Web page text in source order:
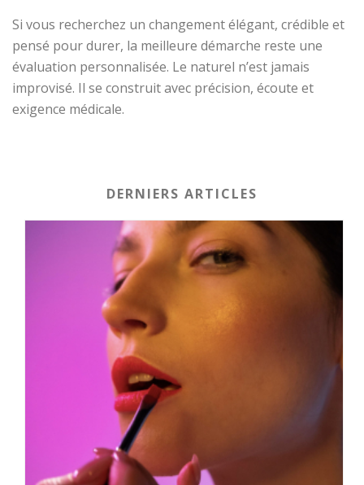
Si vous recherchez un changement élégant, crédible et
pensé pour durer, la meilleure démarche reste une
évaluation personnalisée. Le naturel n’est jamais
improvisé. Il se construit avec précision, écoute et
exigence médicale.
DERNIERS ARTICLES